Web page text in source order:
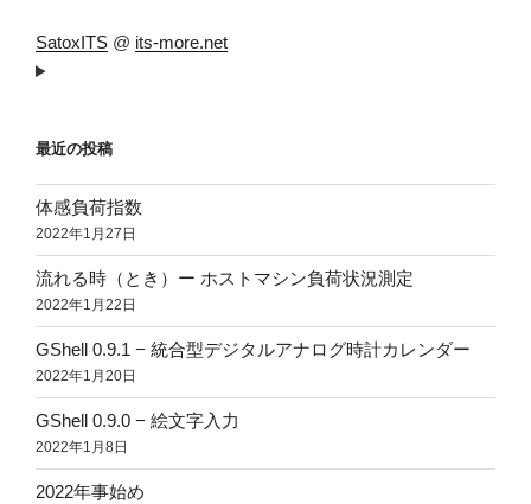
SatoxITS @ its-more.net
最近の投稿
体感負荷指数
2022年1月27日
流れる時（とき）ー ホストマシン負荷状況測定
2022年1月22日
GShell 0.9.1 − 統合型デジタルアナログ時計カレンダー
2022年1月20日
GShell 0.9.0 − 絵文字入力
2022年1月8日
2022年事始め